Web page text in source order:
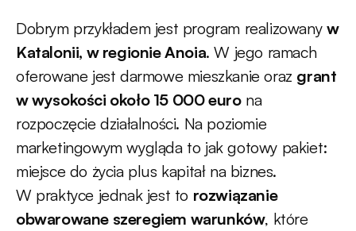
Dobrym przykładem jest program realizowany w
Katalonii, w regionie Anoia. W jego ramach
oferowane jest darmowe mieszkanie oraz grant
w wysokości około 15 000 eurona
rozpoczęcie działalności. Na poziomie
marketingowym wygląda to jak gotowy pakiet:
miejsce do życia plus kapitał na biznes.
W praktyce jednak jest to rozwiązanie
obwarowane szeregiem warunków, które